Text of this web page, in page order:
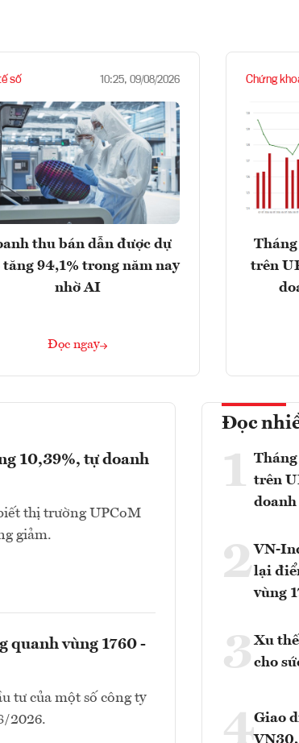
số 10:25, 09/08/2026
thu bán dẫn được dự
tăng 94,1% trong năm nay
nhờ AI
Đọc ngay
Chứng
trên
10,39%, tự doanh
thị trường UPCoM
giảm.
quanh vùng 1760 -
tư của một số công ty
2026.
Đọc
1 trên
2VN-
lại
vùng
3 Xu
cho
4Giao